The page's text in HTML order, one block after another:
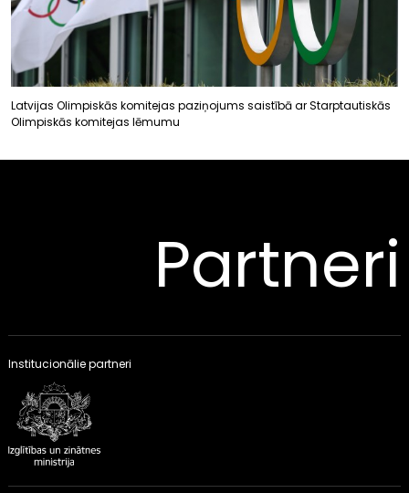
Latvijas Olimpiskās komitejas paziņojums saistībā ar Starptautiskās
Olimpiskās komitejas lēmumu
Partneri
Institucionālie partneri